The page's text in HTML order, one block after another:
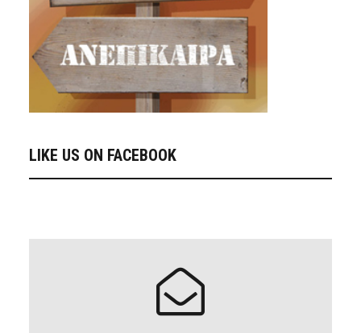
LIKE US ON FACEBOOK